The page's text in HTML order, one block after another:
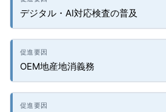
デジタル・AI対応検査の普及
OEM地産地消義務